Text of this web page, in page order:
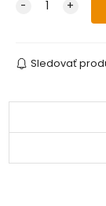
Sledovať